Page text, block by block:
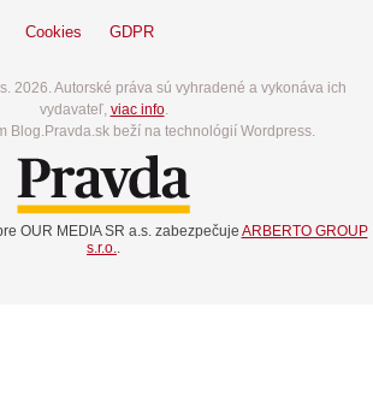
Cookies GDPR
2026. Autorské práva sú vyhradené a vykonáva ich
vydavateľ, viac info.
Blog.Pravda.sk beží na technológií Wordpress.
OUR MEDIA SR a.s. zabezpečuje ARBERTO GROUP
s.r.o.